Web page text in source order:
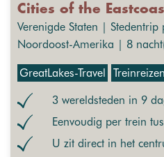
Cities of the
Verenigde Staten |
Noordoost-Amerika | 8
GreatLakes-Travel Treinreizen
3 wereldsteden in 9
Eenvoudig per trein
U zit direct in het